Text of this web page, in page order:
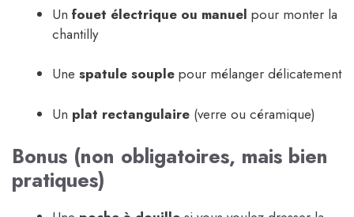
Un fouet électrique ou manuel pour monter la
chantilly
Une spatule souple pour mélanger délicatement
Un plat rectangulaire (verre ou céramique)
Bonus (non obligatoires, mais bien
pratiques)